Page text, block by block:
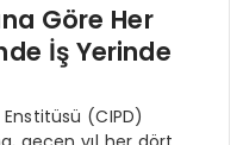
Göre Her
İş Yerinde
(CIPD)